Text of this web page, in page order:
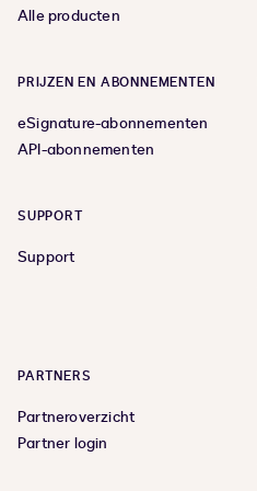
Alle producten
PRIJZEN EN ABONNEMENTEN
eSignature-abonnementen
API-abonnementen
SUPPORT
Support
PARTNERS
Partneroverzicht
Partner login